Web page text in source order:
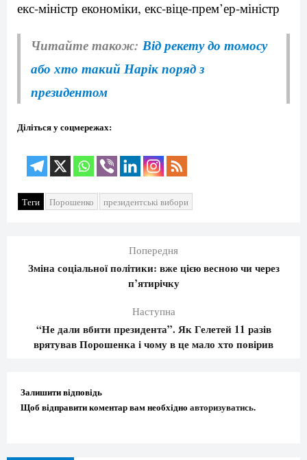
екс-міністр економіки, екс-віце-прем’ер-міністр
Читайте також: Від рекету до томосу
або хто такий Нарік поряд з
президентом
Діліться у соцмережах:
Теги Порошенко президентські вибори
Попередня
Зміна соціальної політики: вже цією весною чи через
п’ятирічку
Наступна
“Не дали вбити президента”. Як Гелетей 11 разів
врятував Порошенка і чому в це мало хто повірив
Залишити відповідь
Щоб відправити коментар вам необхідно авторизуватись.